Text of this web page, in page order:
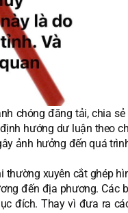
chóng đăng tải, chia
hướng dư luận theo
ảnh hưởng đến quá
thường xuyên cắt ghép
đến địa phương. Các
đích. Thay vì đưa ra